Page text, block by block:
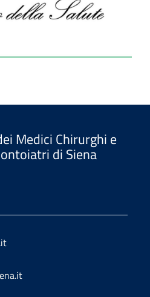
Medici Chirurghi e
di Siena